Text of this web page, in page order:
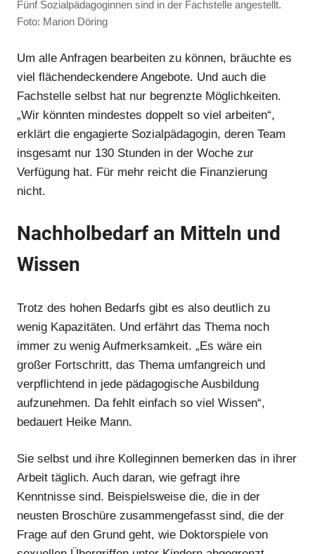
Anzeige
Anzeige
Anzeige
Fünf Sozialpädagoginnen sind in der Fachstelle angestellt.
Foto: Marion Döring
Um alle Anfragen bearbeiten zu können, bräuchte es
viel flächendeckendere Angebote. Und auch die
Fachstelle selbst hat nur begrenzte Möglichkeiten.
„Wir könnten mindestes doppelt so viel arbeiten“,
erklärt die engagierte Sozialpädagogin, deren Team
insgesamt nur 130 Stunden in der Woche zur
Verfügung hat. Für mehr reicht die Finanzierung
nicht.
Nachholbedarf an Mitteln und
Wissen
Trotz des hohen Bedarfs gibt es also deutlich zu
wenig Kapazitäten. Und erfährt das Thema noch
immer zu wenig Aufmerksamkeit. „Es wäre ein
großer Fortschritt, das Thema umfangreich und
verpflichtend in jede pädagogische Ausbildung
aufzunehmen. Da fehlt einfach so viel Wissen“,
bedauert Heike Mann.
Sie selbst und ihre Kolleginnen bemerken das in ihrer
Arbeit täglich. Auch daran, wie gefragt ihre
Kenntnisse sind. Beispielsweise die, die in der
neusten Broschüre zusammengefasst sind, die der
Frage auf den Grund geht, wie Doktorspiele von